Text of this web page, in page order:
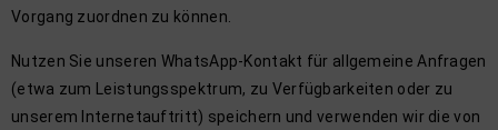
Vorgang zuordnen zu können.
Nutzen Sie unseren WhatsApp-Kontakt für allgemeine Anfragen
(etwa zum Leistungsspektrum, zu Verfügbarkeiten oder zu
unserem Internetauftritt) speichern und verwenden wir die von